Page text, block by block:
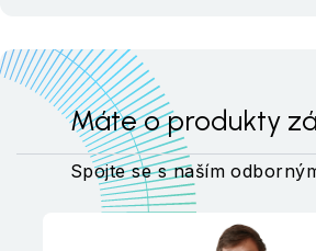
Máte o produkty
Spojte se s naším